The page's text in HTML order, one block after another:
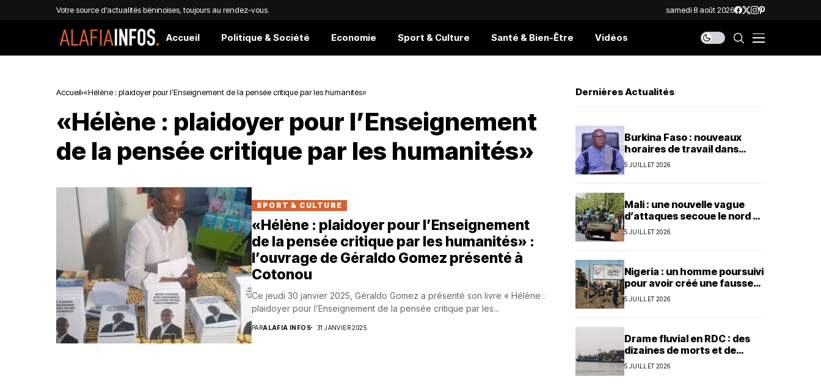
Votre source d’actualités béninoises, toujours au rendez-vous. samedi 8 août 2026
Accueil Politique & Société Economie Sport & Culture Santé & Bien-Être Vidéos
Accueil «Hélène : plaidoyer pour l’Enseignement de la pensée critique par les humanités»
«Hélène : plaidoyer pour l’Enseignement
de la pensée critique par les humanités»
SPORT & CULTURE
«Hélène : plaidoyer pour l’Enseignement
de la pensée critique par les humanités» :
l’ouvrage de Géraldo Gomez présenté à
Cotonou
Ce jeudi 30 janvier 2025, Géraldo Gomez a présenté son livre « Hélène :
plaidoyer pour l’Enseignement de la pensée critique par les...
PARALAFIA INFOS 31 JANVIER 2025
Dernières Actualités
Burkina Faso : nouveaux
horaires de travail dans
l’administration publique
5 JUILLET 2026
Mali : une nouvelle vague
d’attaques secoue le nord et
le centre du pays
5 JUILLET 2026
Nigeria : un homme poursuivi
pour avoir créé une fausse
agence de la présidence
5 JUILLET 2026
Drame fluvial en RDC : des
dizaines de morts et de
nombreux disparus à Ilebo
5 JUILLET 2026